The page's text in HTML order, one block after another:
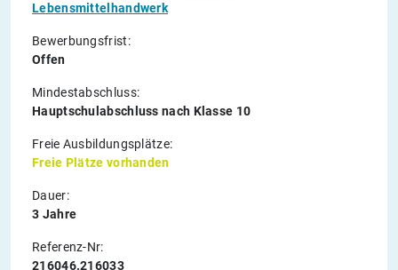
Lebensmittelhandwerk
Bewerbungsfrist:
Offen
Mindestabschluss:
Hauptschulabschluss nach Klasse 10
Freie Ausbildungsplätze:
Freie Plätze vorhanden
Dauer:
3 Jahre
Referenz-Nr:
216046.216033